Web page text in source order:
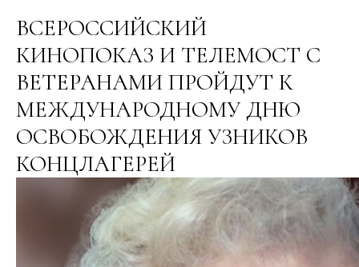
ВСЕРОССИЙСКИЙ
КИНОПОКАЗ И ТЕЛЕМОСТ С
ВЕТЕРАНАМИ ПРОЙДУТ К
МЕЖДУНАРОДНОМУ ДНЮ
ОСВОБОЖДЕНИЯ УЗНИКОВ
КОНЦЛАГЕРЕЙ